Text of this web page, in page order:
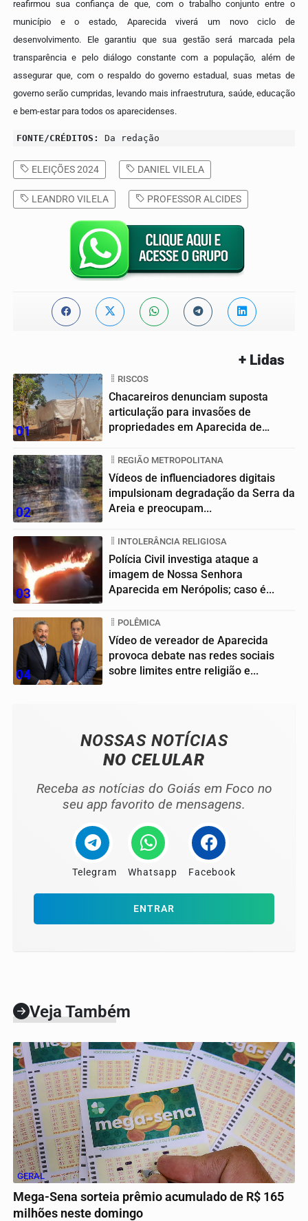
reafirmou sua confiança de que, com o trabalho conjunto entre o
município e o estado, Aparecida viverá um novo ciclo de
desenvolvimento. Ele garantiu que sua gestão será marcada pela
transparência e pelo diálogo constante com a população, além de
assegurar que, com o respaldo do governo estadual, suas metas de
governo serão cumpridas, levando mais infraestrutura, saúde, educação
e bem-estar para todos os aparecidenses.
FONTE/CRÉDITOS: Da redação
ELEIÇÕES 2024 DANIEL VILELA
LEANDRO VILELA PROFESSOR ALCIDES
+ Lidas
01
RISCOS
Chacareiros denunciam suposta
articulação para invasões de
propriedades em Aparecida de
02
REGIÃO METROPOLITANA
Vídeos de influenciadores digitais
impulsionam degradação da Serra da
Areia e preocupam...
03
INTOLERÂNCIA RELIGIOSA
Polícia Civil investiga ataque a
imagem de Nossa Senhora
Aparecida em Nerópolis; caso é...
04
POLÊMICA
Vídeo de vereador de Aparecida
provoca debate nas redes sociais
sobre limites entre religião e...
NOSSAS NOTÍCIAS
NO CELULAR
Receba as notícias do Goiás em Foco no
seu app favorito de mensagens.
Telegram Whatsapp Facebook
ENTRAR
Veja Também
GERAL
Mega-Sena sorteia prêmio acumulado de R$ 165
milhões neste domingo